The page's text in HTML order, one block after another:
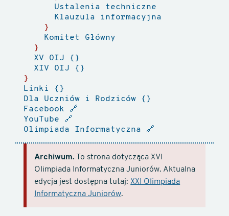
Ustalenia techniczne
Klauzula informacyjna
Komitet Główny
XV OIJ
XIV OIJ
Linki
Dla Uczniów i Rodziców
Facebook 🔗
YouTube 🔗
Olimpiada Informatyczna 🔗
Archiwum. To strona dotycząca XVI
Olimpiada Informatyczna Juniorów. Aktualna
edycja jest dostępna tutaj: XXI Olimpiada
Informatyczna Juniorów.